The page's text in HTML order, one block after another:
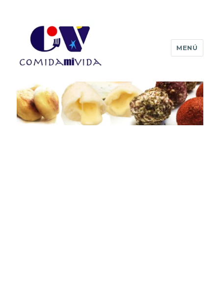
Comida mi vida
MENÚ